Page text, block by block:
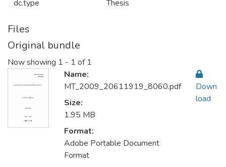
dc.type Thesis
Files
Original bundle
Now showing 1 - 1 of 1
Name:
MT_2009_20611919_8060.pdf
Size:
1.95 MB
Format:
Adobe Portable Document
Format
Down
load